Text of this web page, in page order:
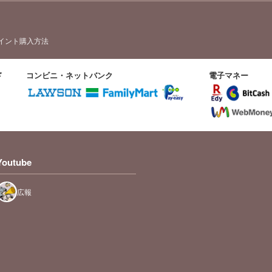
ント購入方法
コンビニ・ネットバンク 電子マネー
広報